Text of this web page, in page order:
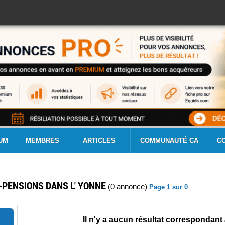
MEMBRES ARTICLES COMMUNAUTÉ CA
DANS L' YONNE (0 annonce) Page 1 sur 0
Il n'y a aucun résultat